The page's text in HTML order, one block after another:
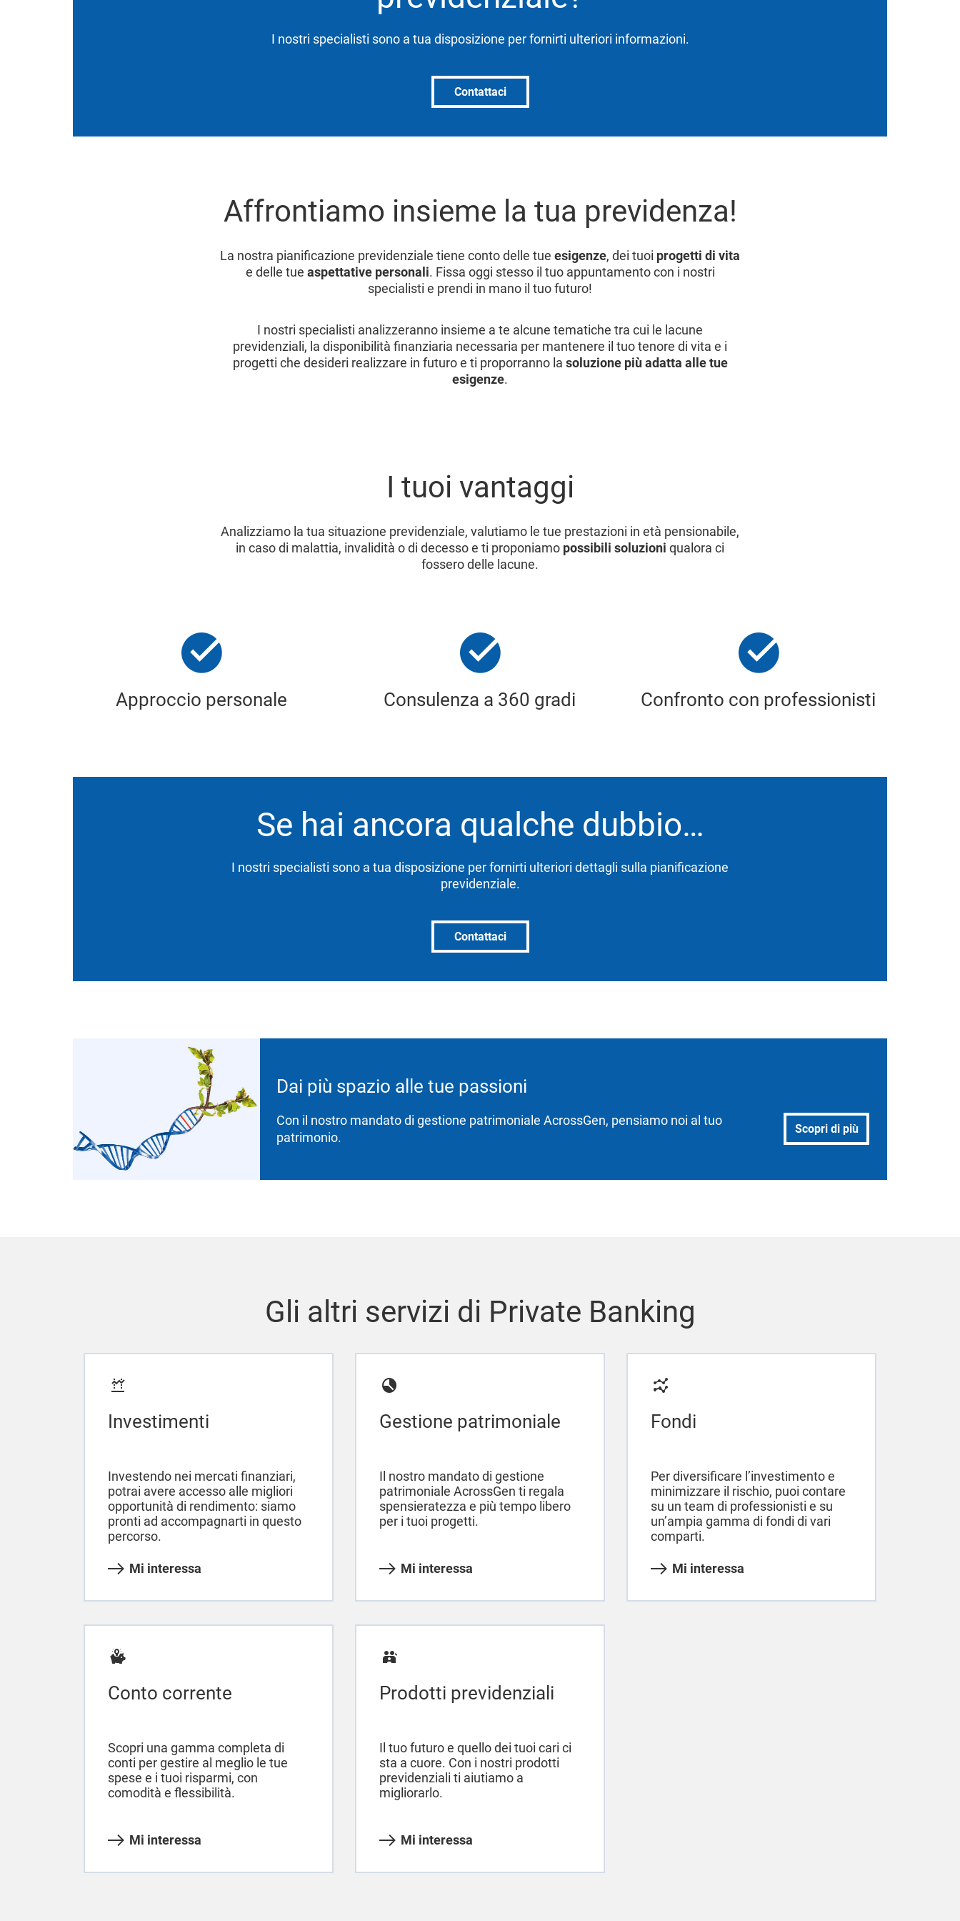
I nostri specialisti sono a tua disposizione per fornirti ulteriori informazioni.
Contattaci
Affrontiamo insieme la tua previdenza!
La nostra pianificazione previdenziale tiene conto delle tue esigenze, dei tuoi progetti di vita
e delle tue aspettative personali. Fissa oggi stesso il tuo appuntamento con i nostri
specialisti e prendi in mano il tuo futuro!
I nostri specialisti analizzeranno insieme a te alcune tematiche tra cui le lacune
previdenziali, la disponibilità finanziaria necessaria per mantenere il tuo tenore di vita e i
progetti che desideri realizzare in futuro e ti proporranno la soluzione più adatta alle tue
esigenze.
I tuoi vantaggi
Analizziamo la tua situazione previdenziale, valutiamo le tue prestazioni in età pensionabile,
in caso di malattia, invalidità o di decesso e ti proponiamo possibili soluzioni qualora ci
fossero delle lacune.
Approccio personale Consulenza a 360 gradi Confronto con professionisti
Se hai ancora qualche dubbio…
I nostri specialisti sono a tua disposizione per fornirti ulteriori dettagli sulla pianificazione
previdenziale.
Contattaci
Dai più spazio alle tue passioni
Con il nostro mandato di gestione patrimoniale AcrossGen, pensiamo noi al tuo
patrimonio.
Scopri di più
Gli altri servizi di Private Banking
Investimenti
Investendo nei mercati finanziari,
potrai avere accesso alle migliori
opportunità di rendimento: siamo
pronti ad accompagnarti in questo
percorso.
Mi interessa
Gestione patrimoniale
Il nostro mandato di gestione
patrimoniale AcrossGen ti regala
spensieratezza e più tempo libero
per i tuoi progetti.
Mi interessa
Fondi
Per diversificare l’investimento e
minimizzare il rischio, puoi contare
su un team di professionisti e su
un’ampia gamma di fondi di vari
comparti.
Mi interessa
Conto corrente
Scopri una gamma completa di
conti per gestire al meglio le tue
spese e i tuoi risparmi, con
comodità e flessibilità.
Mi interessa
Prodotti previdenziali
Il tuo futuro e quello dei tuoi cari ci
sta a cuore. Con i nostri prodotti
previdenziali ti aiutiamo a
migliorarlo.
Mi interessa